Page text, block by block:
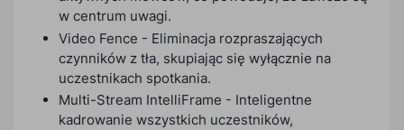
w centrum uwagi.
Video Fence - Eliminacja rozpraszających
czynników z tła, skupiając się wyłącznie na
uczestnikach spotkania.
Multi-Stream IntelliFrame - Inteligentne
kadrowanie wszystkich uczestników,